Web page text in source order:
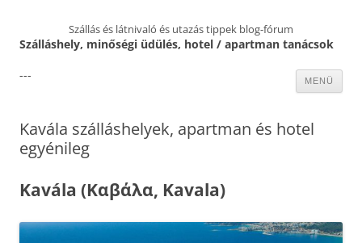
Szállás és látnivaló és utazás tippek blog-fórum
Szálláshely, minőségi üdülés, hotel / apartman tanácsok
MENÜ
---
Kavála szálláshelyek, apartman és hotel
egyénileg
Kavála (Καβάλα, Kavala)